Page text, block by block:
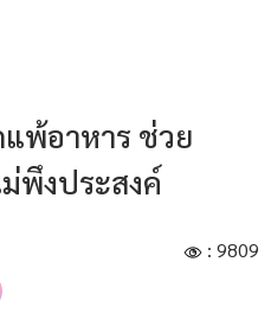
แพ้อาหาร ช่วย
พึงประสงค์
: 9809